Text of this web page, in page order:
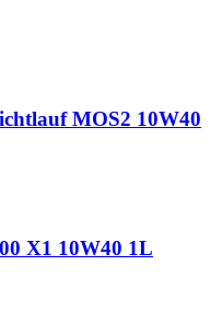
MOS2 10W40
X1 10W40 1L